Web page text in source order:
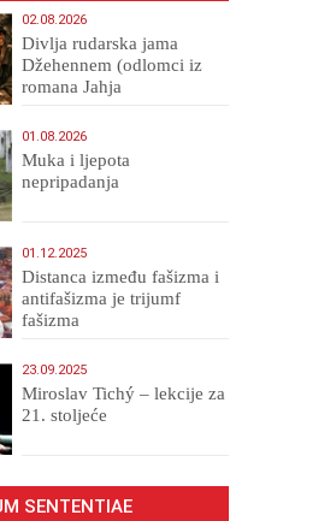
02.08.2026
Divlja rudarska jama
Džehennem (odlomci iz
romana Jahja
01.08.2026
Muka i ljepota
nepripadanja
01.12.2025
Distanca između fašizma i
antifašizma je trijumf
fašizma
23.09.2025
Miroslav Tichý – lekcije za
21. stoljeće
SENTENTIAE